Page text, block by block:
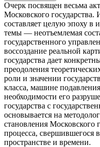
Очерк посвящен весьма
Московского государства.
составляет целую эпоху в
темы — неотъемлемая
государственного
воссоздание реальной
государства дает
преодоления
роли и значении
класса, машине
необходимости его
государства с
основывается на
становления Московского
процесса, свершившегося
пространстве и времени.